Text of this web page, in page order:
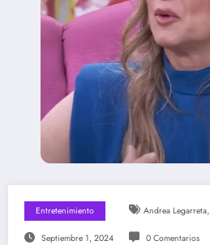
Entretenimiento Andrea Legarreta,
Septiembre 1, 2024 0 Comentarios